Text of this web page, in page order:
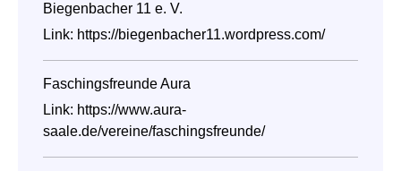
Biegenbacher 11 e. V.
Link: https://biegenbacher11.wordpress.com/
Faschingsfreunde Aura
Link: https://www.aura-
saale.de/vereine/faschingsfreunde/